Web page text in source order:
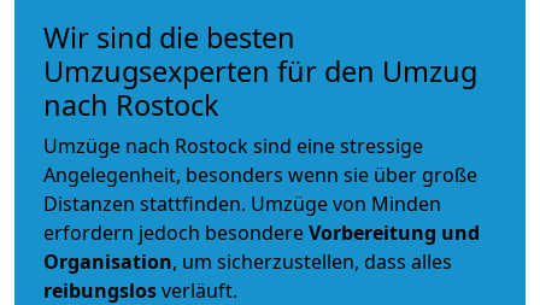
Wir sind die besten
Umzugsexperten für den Umzug
nach Rostock
Umzüge nach Rostock sind eine stressige
Angelegenheit, besonders wenn sie über große
Distanzen stattfinden. Umzüge von Minden
erfordern jedoch besondereVorbereitung und
Organisation, um sicherzustellen, dass alles
reibungslosverläuft.